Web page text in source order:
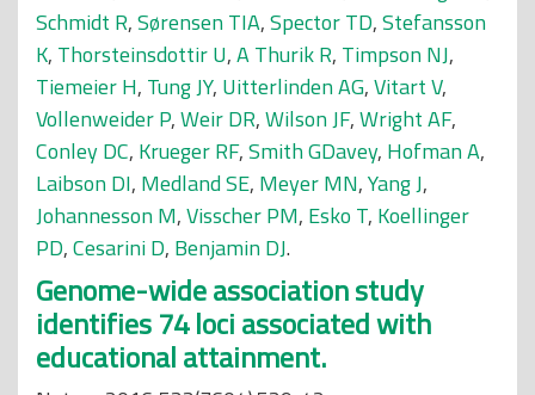
Schmidt R,Sørensen TIA,Spector TD,Stefansson
K, Thorsteinsdottir U,A Thurik R, Timpson NJ,
Tiemeier H, Tung JY, Uitterlinden AG,Vitart V,
Vollenweider P,Weir DR,Wilson JF,Wright AF,
Conley DC, Krueger RF,Smith GDavey, Hofman A,
Laibson DI, Medland SE, Meyer MN,Yang J,
Johannesson M,Visscher PM, Esko T, Koellinger
PD,Cesarini D, Benjamin DJ.
Genome-wide association study
identifies 74 loci associated with
educational attainment.